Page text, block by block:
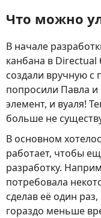
Что можно
В начале
канбана в Directual
создали вручную
попросили Павла и
элемент, и вуаля!
больше не
В основном
работает, чтобы
разработку.
потребовала
сделав её один
гораздо меньше